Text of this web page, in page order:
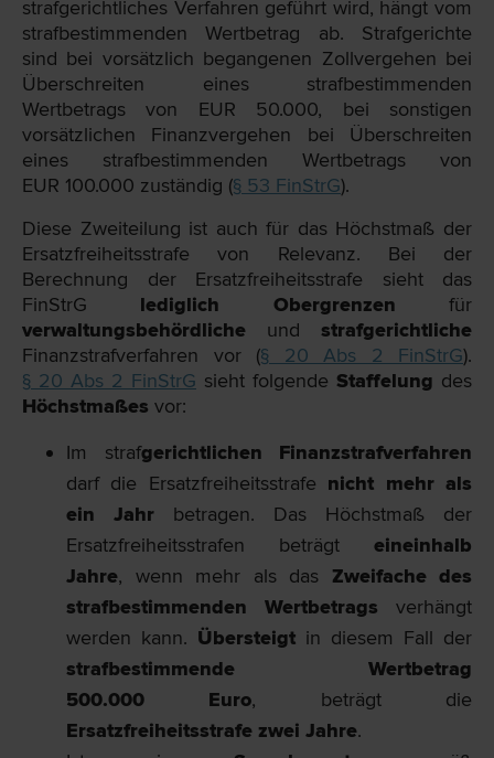
strafgerichtliches Verfahren geführt wird, hängt vom
strafbestimmenden Wertbetrag ab. Strafgerichte
sind bei vorsätzlich begangenen Zollvergehen bei
Überschreiten eines strafbestimmenden
Wertbetrags von EUR 50.000, bei sonstigen
vorsätzlichen Finanzvergehen bei Überschreiten
eines strafbestimmenden Wertbetrags von
EUR 100.000 zuständig (§ 53 FinStrG).
Diese Zweiteilung ist auch für das Höchstmaß der
Ersatzfreiheitsstrafe von Relevanz. Bei der
Berechnung der Ersatzfreiheitsstrafe sieht das
FinStrG lediglich Obergrenzen für
verwaltungsbehördliche und strafgerichtliche
Finanzstrafverfahren vor (§ 20 Abs 2 FinStrG).
§ 20 Abs 2 FinStrG sieht folgende Staffelung des
Höchstmaßes vor:
Im strafgerichtlichen Finanzstrafverfahren
darf die Ersatzfreiheitsstrafe nicht mehr als
ein Jahr betragen. Das Höchstmaß der
Ersatzfreiheitsstrafen beträgt eineinhalb
Jahre, wenn mehr als das Zweifache des
strafbestimmenden Wertbetrags verhängt
werden kann. Übersteigt in diesem Fall der
strafbestimmende Wertbetrag
500.000 Euro, beträgt die
Ersatzfreiheitsstrafe zwei Jahre.